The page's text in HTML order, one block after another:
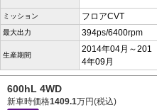
ミッション フロアCVT
最大出力 394ps/6400rpm
生産期間
2014年04月～201
4年09月
600hL 4WD
新車時価格1409.1万円(税込)